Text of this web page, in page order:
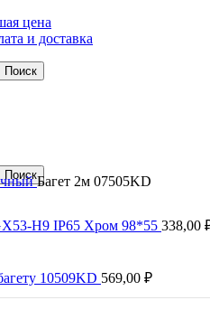
цена
и доставка
Поиск
ПоискБагет 2м 07505KD
H9 IP65 Хром 98*55 338,00
10509KD 569,00 ₽